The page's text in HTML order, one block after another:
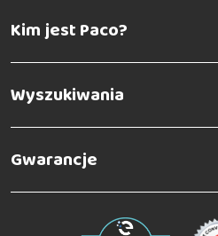
Kim jest Paco?
Wyszukiwania
Gwarancje